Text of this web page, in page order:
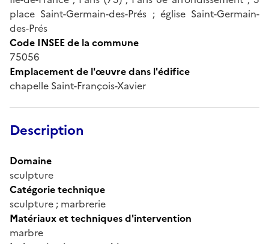
place Saint-Germain-des-Prés ; église Saint-Germain-
des-Prés
Code INSEE de la commune
75056
Emplacement de l'œuvre dans l'édifice
chapelle Saint-François-Xavier
Description
Domaine
sculpture
Catégorie technique
sculpture ; marbrerie
Matériaux et techniques d'intervention
marbre